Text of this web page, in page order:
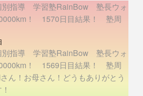
指導 学習塾RainBow 塾長ウォ
！ 1570日目結果！ 塾周
指導 学習塾RainBow 塾長ウォ
！ 1569日目結果！ 塾周
ん！お母さん！どうもありがとう